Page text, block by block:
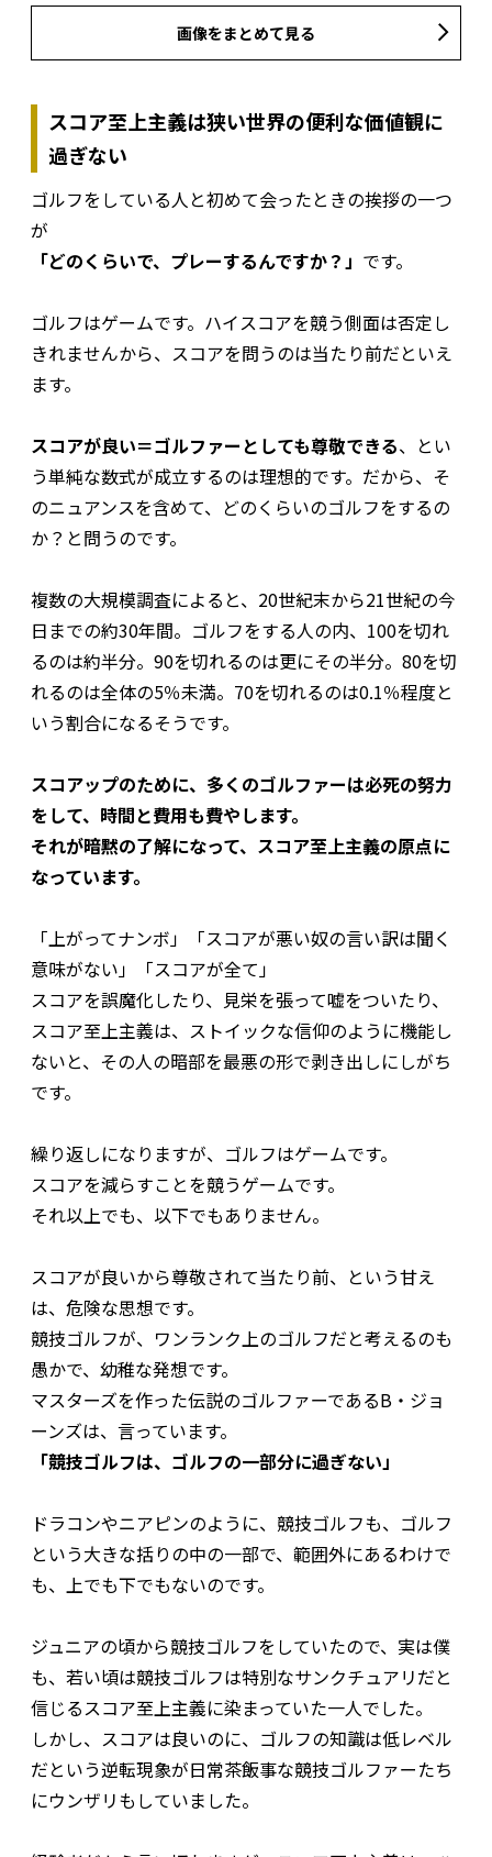
画像をまとめて見る
スコア至上主義は狭い世界の便利な価値観に
過ぎない
ゴルフをしている人と初めて会ったときの挨拶の一つ
が
「どのくらいで、プレーするんですか？」 です。
ゴルフはゲームです。ハイスコアを競う側面は否定し
きれませんから、スコアを問うのは当たり前だといえ
ます。
スコアが良い＝ゴルファーとしても尊敬できる、とい
う単純な数式が成立するのは理想的です。だから、そ
のニュアンスを含めて、どのくらいのゴルフをするの
か？と問うのです。
複数の大規模調査によると、20世紀末から21世紀の今
日までの約30年間。ゴルフをする人の内、100を切れ
るのは約半分。90を切れるのは更にその半分。80を切
れるのは全体の5％未満。70を切れるのは0.1％程度と
いう割合になるそうです。
スコアップのために、多くのゴルファーは必死の努力
をして、時間と費用も費やします。
それが暗黙の了解になって、スコア至上主義の原点に
なっています。
「上がってナンボ」「スコアが悪い奴の言い訳は聞く
意味がない」「スコアが全て」
スコアを誤魔化したり、見栄を張って嘘をついたり、
スコア至上主義は、ストイックな信仰のように機能し
ないと、その人の暗部を最悪の形で剥き出しにしがち
です。
繰り返しになりますが、ゴルフはゲームです。
スコアを減らすことを競うゲームです。
それ以上でも、以下でもありません。
スコアが良いから尊敬されて当たり前、という甘え
は、危険な思想です。
競技ゴルフが、ワンランク上のゴルフだと考えるのも
愚かで、幼稚な発想です。
マスターズを作った伝説のゴルファーであるB・ジョ
ーンズは、言っています。
「競技ゴルフは、ゴルフの一部分に過ぎない」
ドラコンやニアピンのように、競技ゴルフも、ゴルフ
という大きな括りの中の一部で、範囲外にあるわけで
も、上でも下でもないのです。
ジュニアの頃から競技ゴルフをしていたので、実は僕
も、若い頃は競技ゴルフは特別なサンクチュアリだと
信じるスコア至上主義に染まっていた一人でした。
しかし、スコアは良いのに、ゴルフの知識は低レベル
だという逆転現象が日常茶飯事な競技ゴルファーたち
にウンザリもしていました。